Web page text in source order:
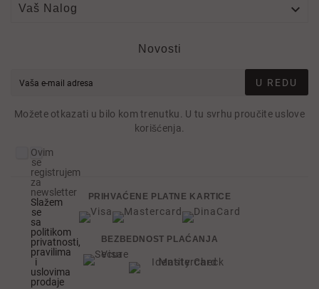
Vaš Nalog 
Novosti
U REDU
Možete otkazati u bilo kom trenutku. U tu svrhu proučite uslove
korišćenja.
Ovim
se
registrujem
za
newsletter
Slažem
se
sa
politikom
privatnosti,
pravilima
i
uslovima
prodaje
PRIHVAĆENE PLATNE KARTICE
BEZBEDNOST PLAĆANJA